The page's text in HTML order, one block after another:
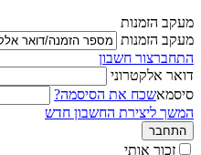
מעקב הזמנות
מעקב הזמנות
התחברצור חשבון
דואר אלקטרוני
סיסמאשכח את הסיסמה?
המשך ליצירת החשבון חדש
התחבר
זכור אותי